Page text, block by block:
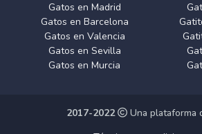
Gatos en Madrid
Gatos en Barcelona
Gatos en Valencia
Gatos en Sevilla
Gatos en Murcia
2017-2022 Una plataforma